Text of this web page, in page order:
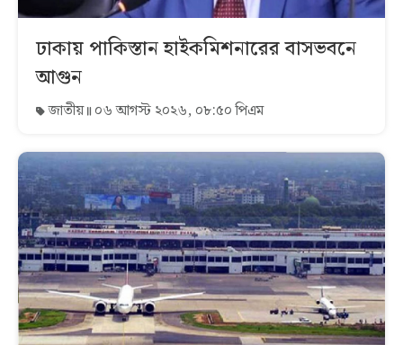
ঢাকায় পাকিস্তান হাইকমিশনারের বাসভবনে
আগুন
জাতীয় ০৬ আগস্ট ২০২৬, ০৮:৫০ পিএম